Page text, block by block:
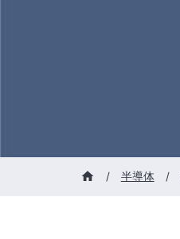
/ 半導体 /